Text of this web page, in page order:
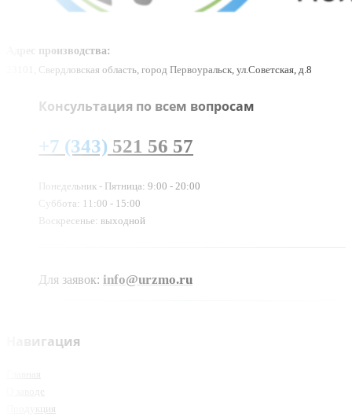
Адрес производства:
23101, Свердловская область, город Первоуральск, ул.Советская, д.8
Консультация по всем вопросам
+7 (343) 521 56 57
Понедельник - Пятница: 9:00 - 20:00
Суббота: 11:00 - 15:00
Воскресенье: выходной
Для заявок: info@urzmo.ru
Навигация
Главная
О заводе
Продукция